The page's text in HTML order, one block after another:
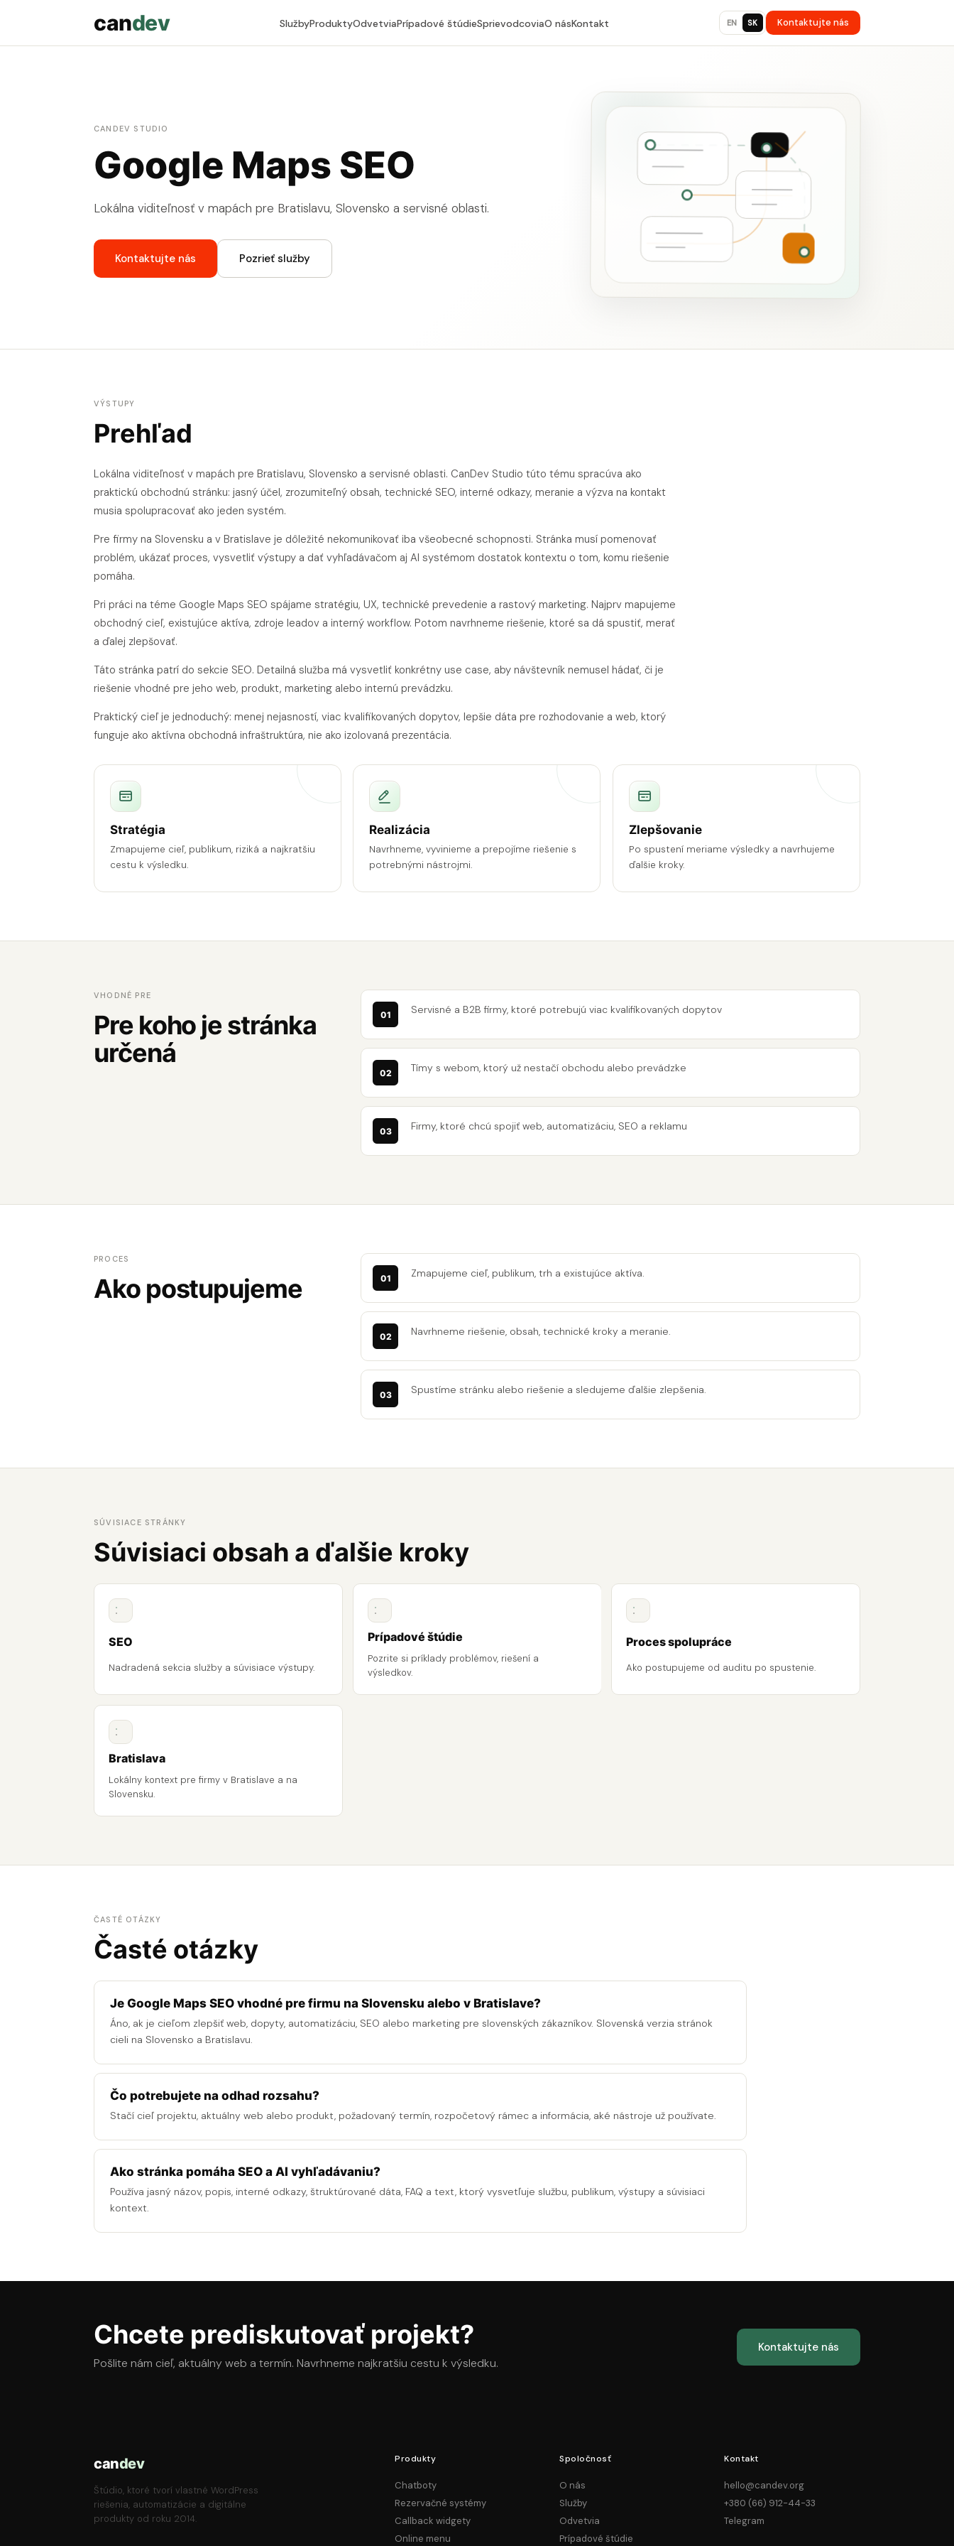
candev SlužbyProduktyOdvetviaPrípadové štúdieSprievodcoviaO násKontakt EN SK Kontaktujte nás
CANDEV STUDIO
Google Maps SEO
Lokálna viditeľnosť v mapách pre Bratislavu, Slovensko a servisné oblasti.
Kontaktujte nás Pozrieť služby
VÝSTUPY
Prehľad
Lokálna viditeľnosť v mapách pre Bratislavu, Slovensko a servisné oblasti. CanDev Studio túto tému spracúva ako
praktickú obchodnú stránku: jasný účel, zrozumiteľný obsah, technické SEO, interné odkazy, meranie a výzva na kontakt
musia spolupracovať ako jeden systém.
Pre firmy na Slovensku a v Bratislave je dôležité nekomunikovať iba všeobecné schopnosti. Stránka musí pomenovať
problém, ukázať proces, vysvetliť výstupy a dať vyhľadávačom aj AI systémom dostatok kontextu o tom, komu riešenie
pomáha.
Pri práci na téme Google Maps SEO spájame stratégiu, UX, technické prevedenie a rastový marketing. Najprv mapujeme
obchodný cieľ, existujúce aktíva, zdroje leadov a interný workflow. Potom navrhneme riešenie, ktoré sa dá spustiť, merať
a ďalej zlepšovať.
Táto stránka patrí do sekcie SEO. Detailná služba má vysvetliť konkrétny use case, aby návštevník nemusel hádať, či je
riešenie vhodné pre jeho web, produkt, marketing alebo internú prevádzku.
Praktický cieľ je jednoduchý: menej nejasností, viac kvalifikovaných dopytov, lepšie dáta pre rozhodovanie a web, ktorý
funguje ako aktívna obchodná infraštruktúra, nie ako izolovaná prezentácia.
Stratégia
Zmapujeme cieľ, publikum, riziká a najkratšiu
cestu k výsledku.
Realizácia
Navrhneme, vyvinieme a prepojíme riešenie s
potrebnými nástrojmi.
Zlepšovanie
Po spustení meriame výsledky a navrhujeme
ďalšie kroky.
VHODNÉ PRE
Pre koho je stránka
určená
Servisné a B2B firmy, ktoré potrebujú viac kvalifikovaných dopytov
Tímy s webom, ktorý už nestačí obchodu alebo prevádzke
Firmy, ktoré chcú spojiť web, automatizáciu, SEO a reklamu
PROCES
Ako postupujeme Zmapujeme cieľ, publikum, trh a existujúce aktíva.
Navrhneme riešenie, obsah, technické kroky a meranie.
Spustíme stránku alebo riešenie a sledujeme ďalšie zlepšenia.
SÚVISIACE STRÁNKY
Súvisiaci obsah a ďalšie kroky
SEO
Nadradená sekcia služby a súvisiace výstupy.
Prípadové štúdie
Pozrite si príklady problémov, riešení a
výsledkov.
Proces spolupráce
Ako postupujeme od auditu po spustenie.
Bratislava
Lokálny kontext pre firmy v Bratislave a na
Slovensku.
ČASTÉ OTÁZKY
Časté otázky
Je Google Maps SEO vhodné pre firmu na Slovensku alebo v Bratislave?
Áno, ak je cieľom zlepšiť web, dopyty, automatizáciu, SEO alebo marketing pre slovenských zákazníkov. Slovenská verzia stránok
cieli na Slovensko a Bratislavu.
Čo potrebujete na odhad rozsahu?
Stačí cieľ projektu, aktuálny web alebo produkt, požadovaný termín, rozpočetový rámec a informácia, aké nástroje už používate.
Ako stránka pomáha SEO a AI vyhľadávaniu?
Používa jasný názov, popis, interné odkazy, štruktúrované dáta, FAQ a text, ktorý vysvetľuje službu, publikum, výstupy a súvisiaci
kontext.
Chcete prediskutovať projekt?
Pošlite nám cieľ, aktuálny web a termín. Navrhneme najkratšiu cestu k výsledku.
Kontaktujte nás
candev
Štúdio, ktoré tvorí vlastné WordPress
riešenia, automatizácie a digitálne
produkty od roku 2014.
Produkty
Chatboty
Rezervačné systémy
Callback widgety
Online menu
Spoločnosť
O nás
Služby
Odvetvia
Prípadové štúdie
Kontakt
hello@candev.org
+380 (66) 912-44-33
Telegram